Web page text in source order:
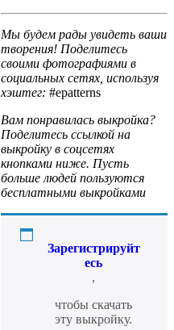
Мы будем рады увидеть ваши
творения! Поделитесь
своими фотографиями в
социальных сетях, используя
хэштег: #epatterns
Вам понравилась выкройка?
Поделитесь ссылкой на
выкройку в соцсетях
кнопками ниже. Пусть
больше людей пользуются
бесплатными выкройками
Зарегистрируйт
есь
,
чтобы скачать
эту выкройку.